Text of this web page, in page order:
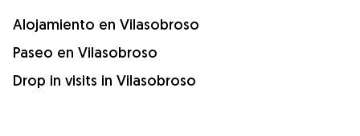
Alojamiento en Vilasobroso
Paseo en Vilasobroso
Drop in visits in Vilasobroso